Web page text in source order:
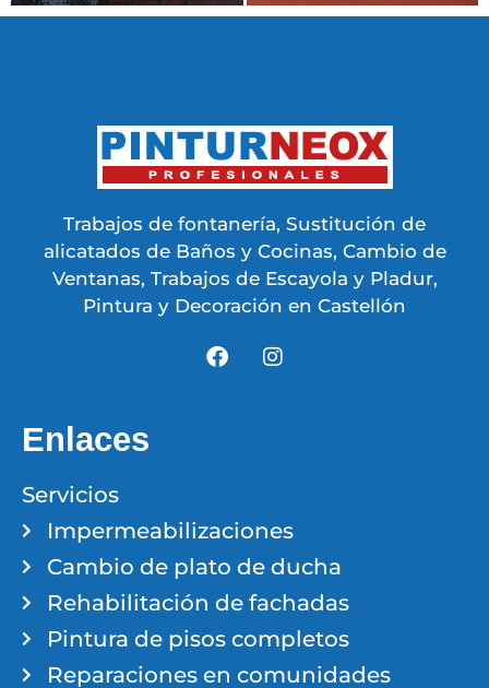
Trabajos de fontanería, Sustitución de
alicatados de Baños y Cocinas, Cambio de
Ventanas, Trabajos de Escayola y Pladur,
Pintura y Decoración en Castellón
Enlaces
Servicios
Impermeabilizaciones
Cambio de plato de ducha
Rehabilitación de fachadas
Pintura de pisos completos
Reparaciones en comunidades